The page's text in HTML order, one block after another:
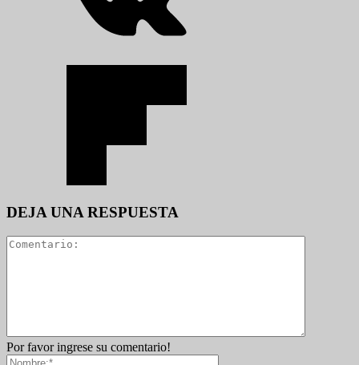
DEJA UNA RESPUESTA
Por favor ingrese su comentario!